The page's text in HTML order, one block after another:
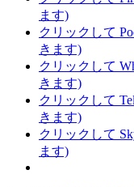
ます)
クリックして
きます)
クリックして
きます)
クリックして
きます)
クリックして
ます)